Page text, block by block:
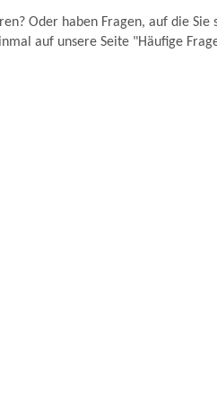
Oder haben Fragen, auf die Sie
auf unsere Seite "Häufige